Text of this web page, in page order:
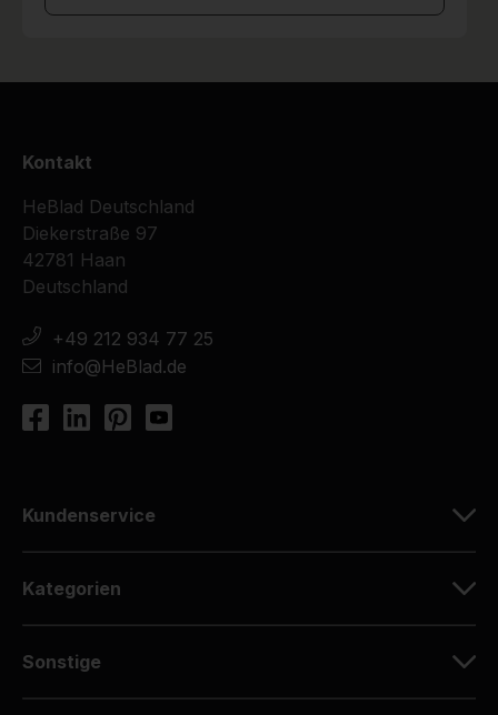
Kontakt
HeBlad Deutschland
Diekerstraße 97
42781 Haan
Deutschland
+49 212 934 77 25
info@HeBlad.de
Kundenservice
Kategorien
Sonstige